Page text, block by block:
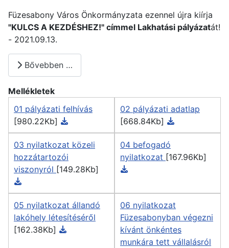
Füzesabony Város Önkormányzata ezennel újra kiírja
"KULCS A KEZDÉSHEZ!" címmel Lakhatási pályázatát!
- 2021.09.13.
Bővebben …
Mellékletek
01 pályázati felhívás
[980.22Kb]
02 pályázati adatlap
[668.84Kb]
03 nyilatkozat közeli
hozzátartozói
viszonyról [149.28Kb]
04 befogadó
nyilatkozat [167.96Kb]
05 nyilatkozat állandó
lakóhely létesítéséről
[162.38Kb]
06 nyilatkozat
Füzesabonyban végezni
kívánt önkéntes
munkára tett vállalásról